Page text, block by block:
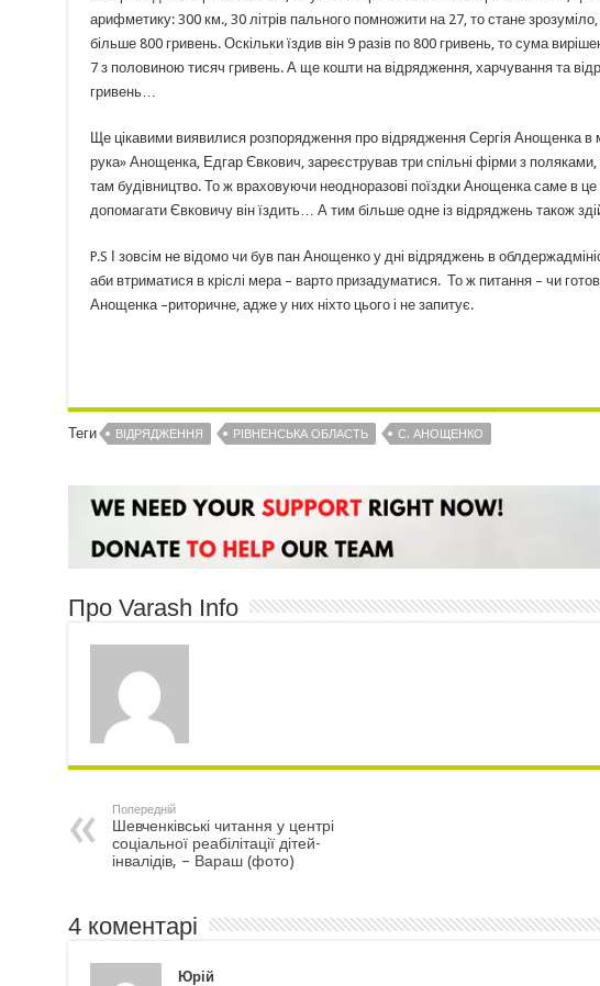
арифметику: 300 км., 30 літрів пального помножити на 27, то стане
більше 800 гривень. Оскільки їздив він 9 разів по 800 гривень, то сума
7 з половиною тисяч гривень. А ще кошти на відрядження, харчування та
гривень…
Ще цікавими виявилися розпорядження про відрядження Сергія Анощенка
рука» Анощенка, Едгар Євкович, зареєстрував три спільні фірми з
там будівництво. То ж враховуючи неодноразові поїздки Анощенка саме в
допомагати Євковичу він їздить… А тим більше одне із відряджень також
P.S І зовсім не відомо чи був пан Анощенко у дні відряджень в
аби втриматися в кріслі мера – варто призадуматися. То ж питання – чи
Анощенка –риторичне, адже у них ніхто цього і не запитує.
Теги ВІДРЯДЖЕННЯ РІВНЕНСЬКА ОБЛАСТЬ С. АНОЩЕНКО
Про Varash Info
Попередній
Шевченківські читання у центрі
соціальної реабілітації дітей-
інвалідів, – Вараш (фото)
4 коментарі
Юрій